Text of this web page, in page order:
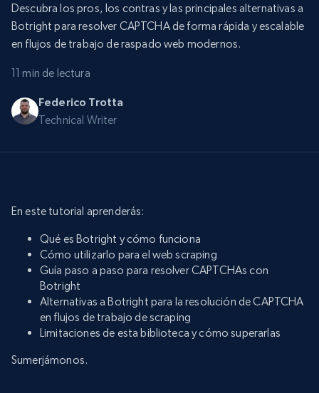
Descubra los pros, los contras y las principales alternativas a
Botright para resolver CAPTCHA de forma rápida y escalable
en flujos de trabajo de raspado web modernos.
11 min de lectura
Federico Trotta
Technical Writer
En este tutorial aprenderás:
Qué es Botright y cómo funciona
Cómo utilizarlo para el web scraping
Guía paso a paso para resolver CAPTCHAs con
Botright
Alternativas a Botright para la resolución de CAPTCHA
en flujos de trabajo de scraping
Limitaciones de esta biblioteca y cómo superarlas
Sumerjámonos.